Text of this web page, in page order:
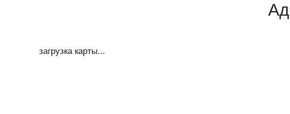
загрузка карты...